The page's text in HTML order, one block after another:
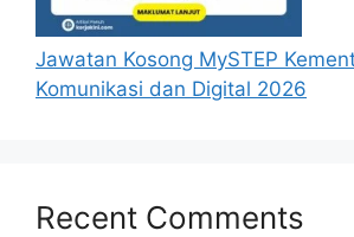
Jawatan Kosong MySTEP
Komunikasi dan Digital 2026
Recent Comments